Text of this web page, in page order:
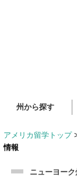
州から探す
アメリカ留学トップ
情報
ニューヨー